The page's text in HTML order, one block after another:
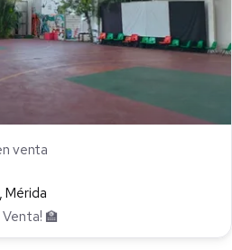
venta
Mérida
🏫